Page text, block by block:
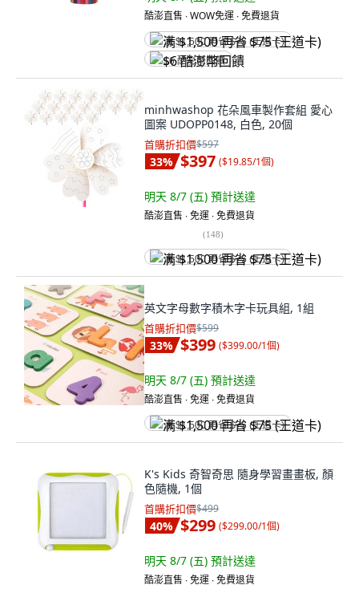
酷澎直售 ∙ WOW免運 ∙ 免費退貨
满 $1,500 再省 $75 (王道卡)
$6 酷澎幣回饋
minhwashop 花朵風車製作套組 愛心
圖案 UDOPP0148, 白色, 20個
首購折扣價$597
33% $397 ($19.85/1個)
明天 8/7 (五) 預計送達
酷澎直售 ∙ 免運 ∙ 免費退貨
(148)
满 $1,500 再省 $75 (王道卡)
英文字母數字積木字卡玩具組, 1組
首購折扣價$599
33% $399 ($399.00/1個)
明天 8/7 (五) 預計送達
酷澎直售 ∙ 免運 ∙ 免費退貨
满 $1,500 再省 $75 (王道卡)
K's Kids 奇智奇思 隨身學習畫畫板, 顏
色隨機, 1個
首購折扣價$499
40% $299 ($299.00/1個)
明天 8/7 (五) 預計送達
酷澎直售 ∙ 免運 ∙ 免費退貨